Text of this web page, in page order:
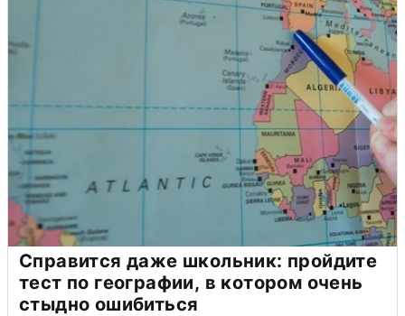
Справится даже школьник: пройдите
тест по географии, в котором очень
стыдно ошибиться